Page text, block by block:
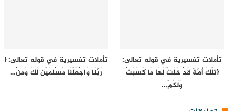
تأملات تفسيرية في قوله تعالى:
{تِلْكَ أُمَّةٌ قَدْ خَلَتْ لَهَا مَا كَسَبَتْ
وَلَكُمْ…
تأملات تفسيرية في قوله تعالى: {
رَبَّنَا وَاجْعَلْنَا مُسْلِمَيْنِ لَكَ وَمِنْ…